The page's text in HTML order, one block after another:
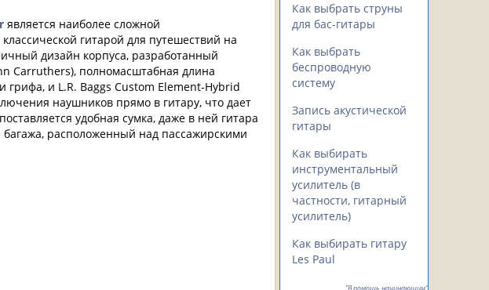
является наиболее сложной
гитарой для путешествий на
дизайн корпуса, разработанный
Carruthers), полномасштабная длина
грифа, и L.R. Baggs Custom Element-Hybrid
наушников прямо в гитару, что дает
удобная сумка, даже в ней гитара
расположенный над пассажирскими
Как выбрать струны
для бас-гитары
Как выбрать
беспроводную
систему
Запись акустической
гитары
Как выбирать
инструментальный
усилитель (в
частности, гитарный
усилитель)
Как выбирать гитару
Les Paul